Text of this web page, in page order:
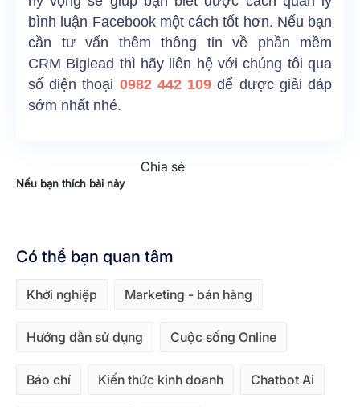
bình luận Facebook một cách tốt hơn. Nếu bạn
cần tư vấn thêm thông tin về phần mềm
CRM Biglead thì hãy liên hệ với chúng tôi qua
số điện thoại 0982 442 109 để được giải đáp
sớm nhất nhé.
Nếu bạn thích bài này
Chia sẻ
Có thể bạn quan tâm
Khởi nghiệp Marketing - bán hàng
Hướng dẫn sử dụng Cuộc sống Online
Báo chí Kiến thức kinh doanh Chatbot Ai